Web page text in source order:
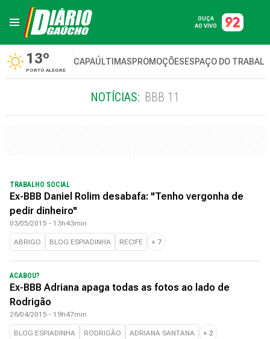
OUÇA
AO VIVO
13º
PORTO ALEGRE
CAPAÚLTIMASPROMOÇÕESESPAÇO DO
NOTÍCIAS: BBB 11
TRABALHO SOCIAL
Ex-BBB Daniel Rolim desabafa: "Tenho vergonha de
pedir dinheiro"
03/05/2015 - 13h43min
ABRIGO BLOG ESPIADINHA RECIFE + 7
ACABOU?
Ex-BBB Adriana apaga todas as fotos ao lado de
Rodrigão
26/04/2015 - 19h47min
BLOG ESPIADINHA RODRIGÃO ADRIANA SANTANA + 2